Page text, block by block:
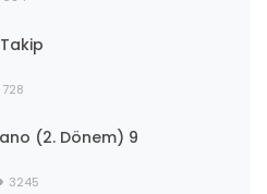
728
(2. Dönem) 9
3245